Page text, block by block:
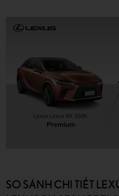
SO SÁNH CHI TIẾT